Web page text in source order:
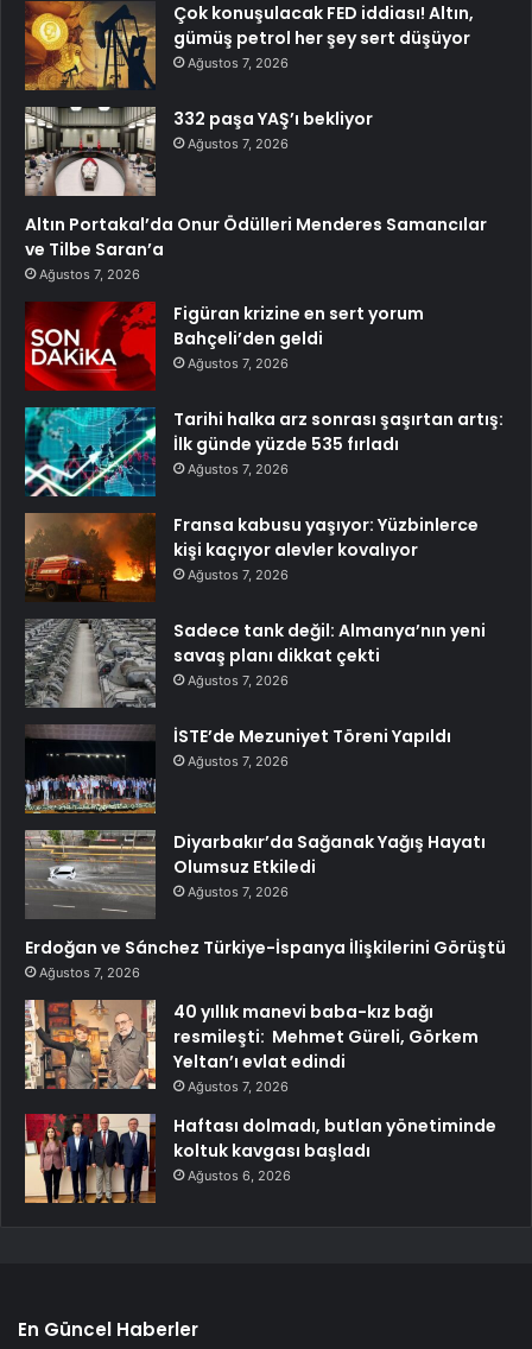
Çok konuşulacak FED iddiası! Altın,
gümüş petrol her şey sert düşüyor
Ağustos 7, 2026
332 paşa YAŞ’ı bekliyor
Ağustos 7, 2026
Altın Portakal’da Onur Ödülleri Menderes Samancılar
ve Tilbe Saran’a
Ağustos 7, 2026
Figüran krizine en sert yorum
Bahçeli’den geldi
Ağustos 7, 2026
Tarihi halka arz sonrası şaşırtan artış:
İlk günde yüzde 535 fırladı
Ağustos 7, 2026
Fransa kabusu yaşıyor: Yüzbinlerce
kişi kaçıyor alevler kovalıyor
Ağustos 7, 2026
Sadece tank değil: Almanya’nın yeni
savaş planı dikkat çekti
Ağustos 7, 2026
İSTE’de Mezuniyet Töreni Yapıldı
Ağustos 7, 2026
Diyarbakır’da Sağanak Yağış Hayatı
Olumsuz Etkiledi
Ağustos 7, 2026
Erdoğan ve Sánchez Türkiye-İspanya İlişkilerini Görüştü
Ağustos 7, 2026
40 yıllık manevi baba-kız bağı
resmileşti: Mehmet Güreli, Görkem
Yeltan’ı evlat edindi
Ağustos 7, 2026
Haftası dolmadı, butlan yönetiminde
koltuk kavgası başladı
Ağustos 6, 2026
En Güncel Haberler